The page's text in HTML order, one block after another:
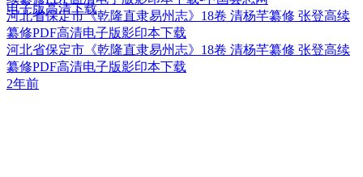
电子版高清下载
河北省保定市《乾隆直隶易州志》18卷 清杨芊纂修 张登高续
纂修PDF高清电子版影印本下载
河北省保定市《乾隆直隶易州志》18卷 清杨芊纂修 张登高续
纂修PDF高清电子版影印本下载
2年前